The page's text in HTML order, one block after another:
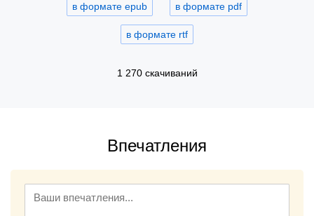
в формате epub в формате pdf
в формате rtf
1 270 скачиваний
Впечатления